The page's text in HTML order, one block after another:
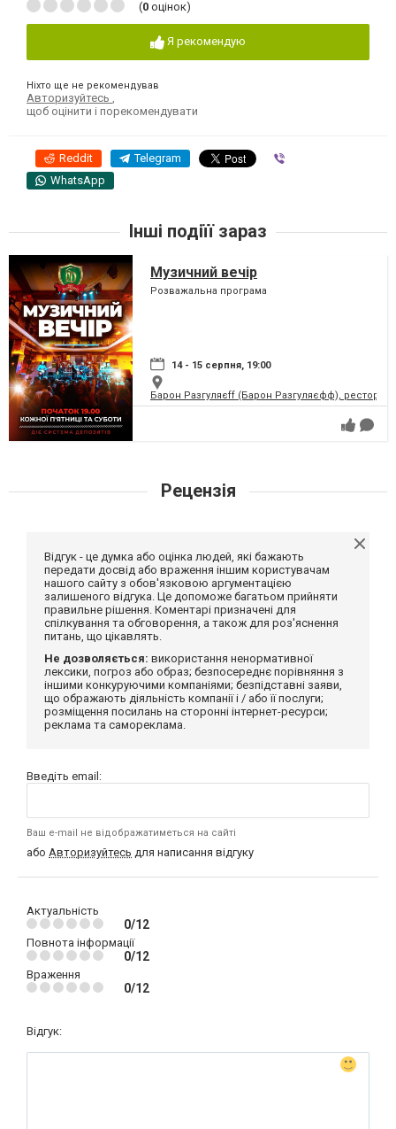
(0 оцінок)
Я рекомендую
Ніхто ще не рекомендував
Авторизуйтесь
щоб оцінити і порекомендувати
Reddit Telegram
WhatsApp
Інші подіїї зараз
Музичний вечір
Розважальна програма
14 - 15 серпня, 19:00
Барон Разгуляєff (Барон Разгуляєфф),
Рецензія
Відгук - це думка або оцінка людей, які бажають
передати досвід або враження іншим користувачам
нашого сайту з обов'язковою аргументацією
залишеного відгука. Це допоможе багатьом прийняти
правильне рішення. Коментарі призначені для
спілкування та обговорення, а також для роз'яснення
питань, що цікавлять.
Не дозволяється: використання ненормативної
лексики, погроз або образ; безпосереднє порівняння з
іншими конкуруючими компаніями; безпідставні заяви,
що ображають діяльність компанії і / або її послуги;
розміщення посилань на сторонні інтернет-ресурси;
реклама та самореклама.
Введіть email:
Ваш e-mail не відображатиметься на сайті
або Авторизуйтесь для написання відгуку
Актуальність
0/12
Повнота інформації
0/12
Враження
0/12
Відгук: